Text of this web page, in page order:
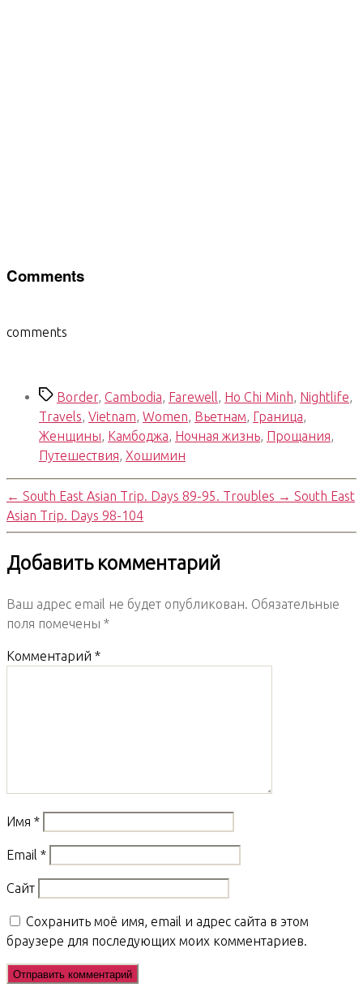
Comments
comments
МеткиBorder, Cambodia Farewell Ho Chi Minh Nightlife
Travels Vietnam Women Вьетнам Граница
Женщины Камбоджа Ночная жизнь Прощания
Путешествия Хошимин
← South East Asian Trip. Days 89-95. Troubles → South East
Asian Trip. Days 98-104
Добавить комментарий
Ваш адрес email не будет опубликован. Обязательные
поля помечены *
Комментарий *
Имя *
Email *
Сайт
Сохранить моё имя, email и адрес сайта в этом
браузере для последующих моих комментариев.